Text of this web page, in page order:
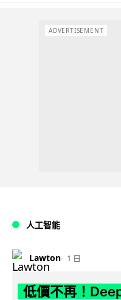
ADVERTISEMENT
人工智能
Lawton 1 日
低價不再！